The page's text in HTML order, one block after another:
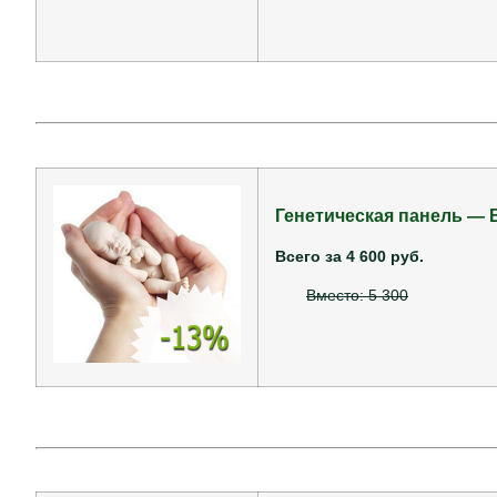
Генетическая панель
Всего за 4 600 руб.
Вместо: 5 300